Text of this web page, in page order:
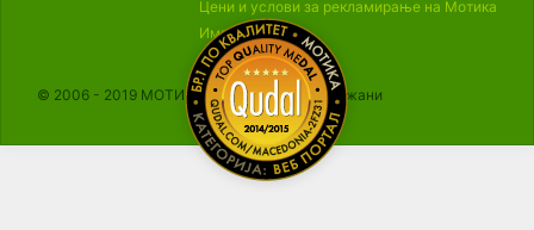
Цени и услови за рекламирање на Мотика
Импресум
© 2006 - 2019 МОТИКА, Сите права се задржани